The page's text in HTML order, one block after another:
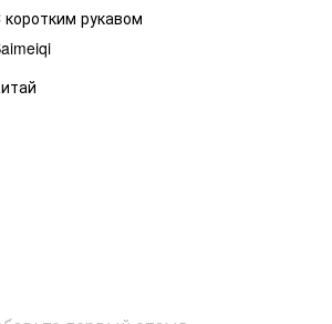
коротким рукавом